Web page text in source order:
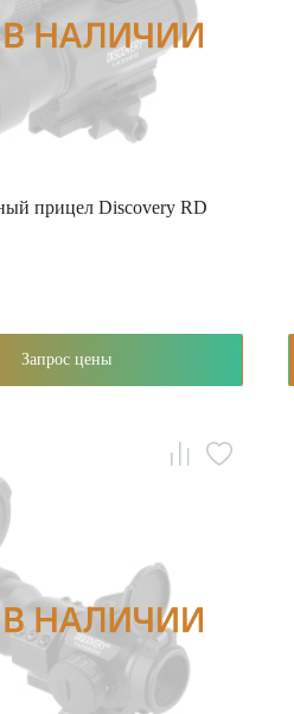
прицел Discovery RD
Запрос цены